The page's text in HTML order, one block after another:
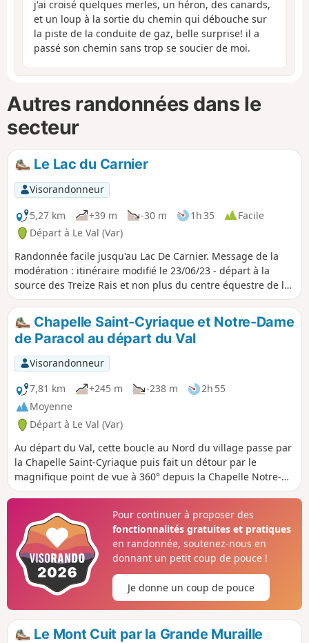
j'ai croisé quelques merles, un héron, des canards,
et un loup à la sortie du chemin qui débouche sur
la piste de la conduite de gaz, belle surprise! il a
passé son chemin sans trop se soucier de moi.
Autres randonnées dans le
secteur
Le Lac du Carnier
Visorandonneur
5,27 km
+39 m -30 m 1h 35
Facile
Départ à Le Val (Var)
Randonnée facile jusqu'au Lac De Carnier. Message de la
modération : itinéraire modifié le 23/06/23 - départ à la
source des Treize Rais et non plus du centre équestre de le
Val.
Chapelle Saint-Cyriaque et Notre-Dame
de Paracol au départ du Val
Visorandonneur
7,81 km
+245 m -238 m
2h 55
Moyenne
Départ à Le Val (Var)
Au départ du Val, cette boucle au Nord du village passe par
la Chapelle Saint-Cyriaque puis fait un détour par le
magnifique point de vue à 360° depuis la Chapelle Notre-
Dame de Paracol. Le retour s'effectue par le vallon des
Pour continuer à proposer des
fonctionnalités gratuites et pratiques
en randonnée, soutenez-nous en
donnant un petit coup de pouce !
Je donne un coup de pouce
Le Mont Cuit par la Grande Muraille